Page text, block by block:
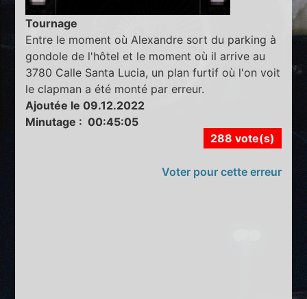
Tournage
Entre le moment où Alexandre sort du parking à
gondole de l'hôtel et le moment où il arrive au
3780 Calle Santa Lucia, un plan furtif où l'on voit
le clapman a été monté par erreur.
Ajoutée le 09.12.2022
Minutage : 00:45:05
288 vote(s)
Voter pour cette erreur